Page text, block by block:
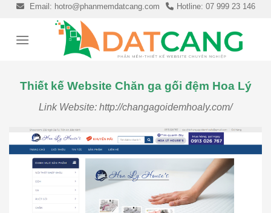
Skip
content
Email: hotro@phanmemdatcang.com Hotline: 07 999 23 146
Thiết kế Website Chăn ga gối đệm Hoa Lý
Link Website: http://changagoidemhoaly.com/